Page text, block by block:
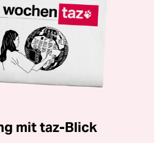
mit taz-Blick